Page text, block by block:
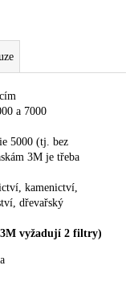
a 7000
5000 (tj. bez
3M je třeba
kamenictví,
dřevařský
3M vyžadují 2 filtry)